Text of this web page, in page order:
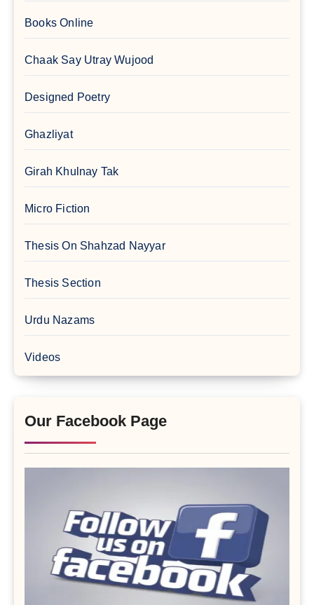
Books Online
Chaak Say Utray Wujood
Designed Poetry
Ghazliyat
Girah Khulnay Tak
Micro Fiction
Thesis On Shahzad Nayyar
Thesis Section
Urdu Nazams
Videos
Our Facebook Page